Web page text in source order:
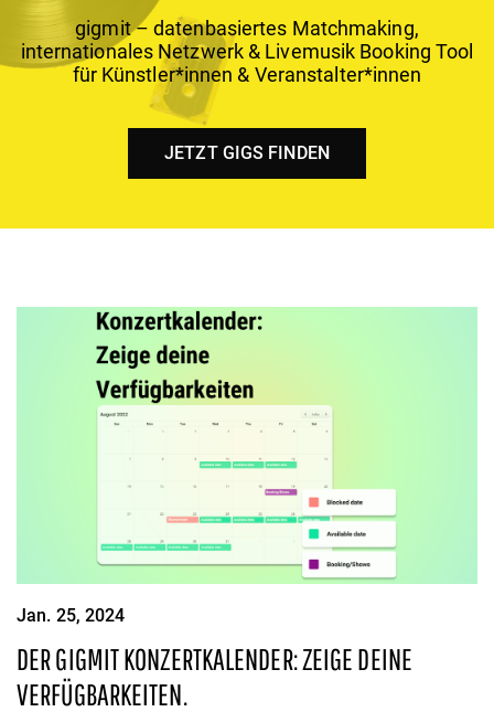
gigmit – datenbasiertes Matchmaking,
internationales Netzwerk & Livemusik Booking Tool
für Künstler*innen & Veranstalter*innen
JETZT GIGS FINDEN
Jan. 25, 2024
DER GIGMIT KONZERTKALENDER: ZEIGE DEINE
VERFÜGBARKEITEN.